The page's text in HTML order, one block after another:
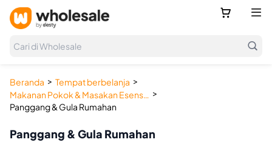
 
Cari di Wholesale 
Beranda > Tempat berbelanja >
Makanan Pokok & Masakan Esensial >
Panggang & Gula Rumahan
Panggang & Gula Rumahan